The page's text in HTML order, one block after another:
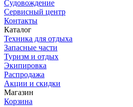
Судовождение
Сервисный центр
Контакты
Каталог
Техника для отдыха
Запасные части
Туризм и отдых
Экипировка
Распродажа
Акции и скидки
Магазин
Корзина